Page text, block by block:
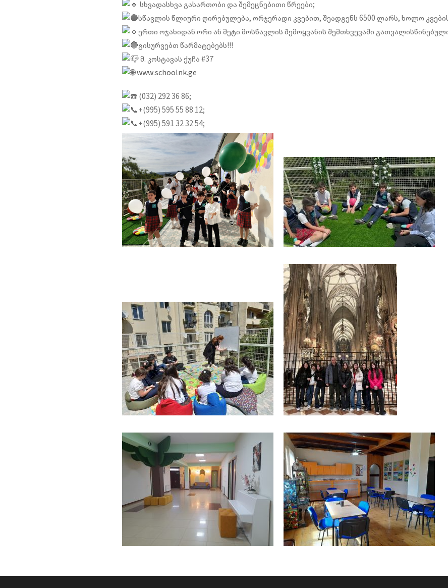
სხვადასხვა გასართობი და შემეცნებითი წრეები;
სწავლის წლიური ღირებულება, ორჯერადი კვებით, შეადგენს 6500 ლარს, ხოლო
ერთი ოჯახიდან ორი ან მეტი მოსწავლის შემოყვანის შემთხვევაში
გისურვებთ წარმატებებს!!!
მ. კოსტავას ქუჩა #37
www.schoolnk.ge
(032) 292 36 86;
+(995) 595 55 88 12;
+(995) 591 32 32 54;